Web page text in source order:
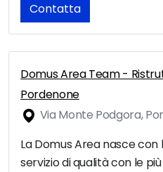
Contatta
Domus Area Team -
Pordenone
Via Monte Podgora,
La Domus Area nasce
servizio di qualità con le